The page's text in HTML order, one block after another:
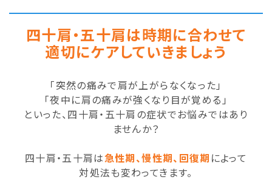
四十肩・五十肩は時期に合わせて
適切にケアしていきましょう
「突然の痛みで肩が上がらなくなった」
「夜中に肩の痛みが強くなり目が覚める」
といった、四十肩・五十肩の症状でお悩みではあり
ませんか？
四十肩・五十肩は急性期、慢性期、回復期 によって
対処法も変わってきます。